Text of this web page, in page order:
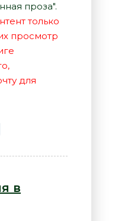
проза".
только
просмотр
для
в